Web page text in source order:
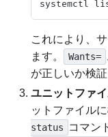
これにより、
ます。
Wants=
が正しいか検証
ユニットファ
ットファイル
status
コマン